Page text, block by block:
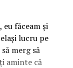
făceam și
lucru pe
merg să
aminte că